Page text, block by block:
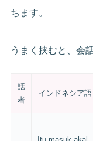
ちます。
うまく挟むと、会
話
者
インドネシア語